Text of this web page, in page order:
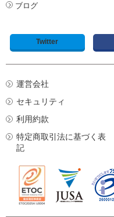
ブログ
Twitter
運営会社
セキュリティ
利用約款
特定商取引法に基づく表
記